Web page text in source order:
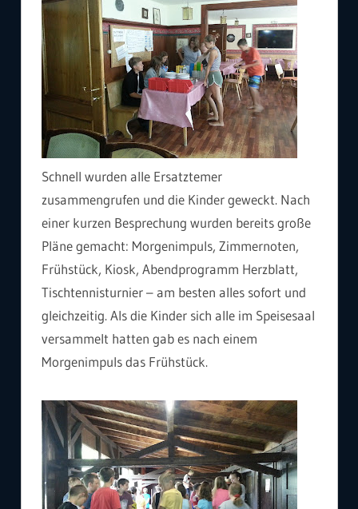
Schnell wurden alle Ersatztemer
zusammengrufen und die Kinder geweckt. Nach
einer kurzen Besprechung wurden bereits große
Pläne gemacht: Morgenimpuls, Zimmernoten,
Frühstück, Kiosk, Abendprogramm Herzblatt,
Tischtennisturnier – am besten alles sofort und
gleichzeitig. Als die Kinder sich alle im Speisesaal
versammelt hatten gab es nach einem
Morgenimpuls das Frühstück.